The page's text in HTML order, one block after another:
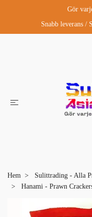
Gör
Snabb leverans /
Hem
Sulittrading - Alla
Hanami - Prawn